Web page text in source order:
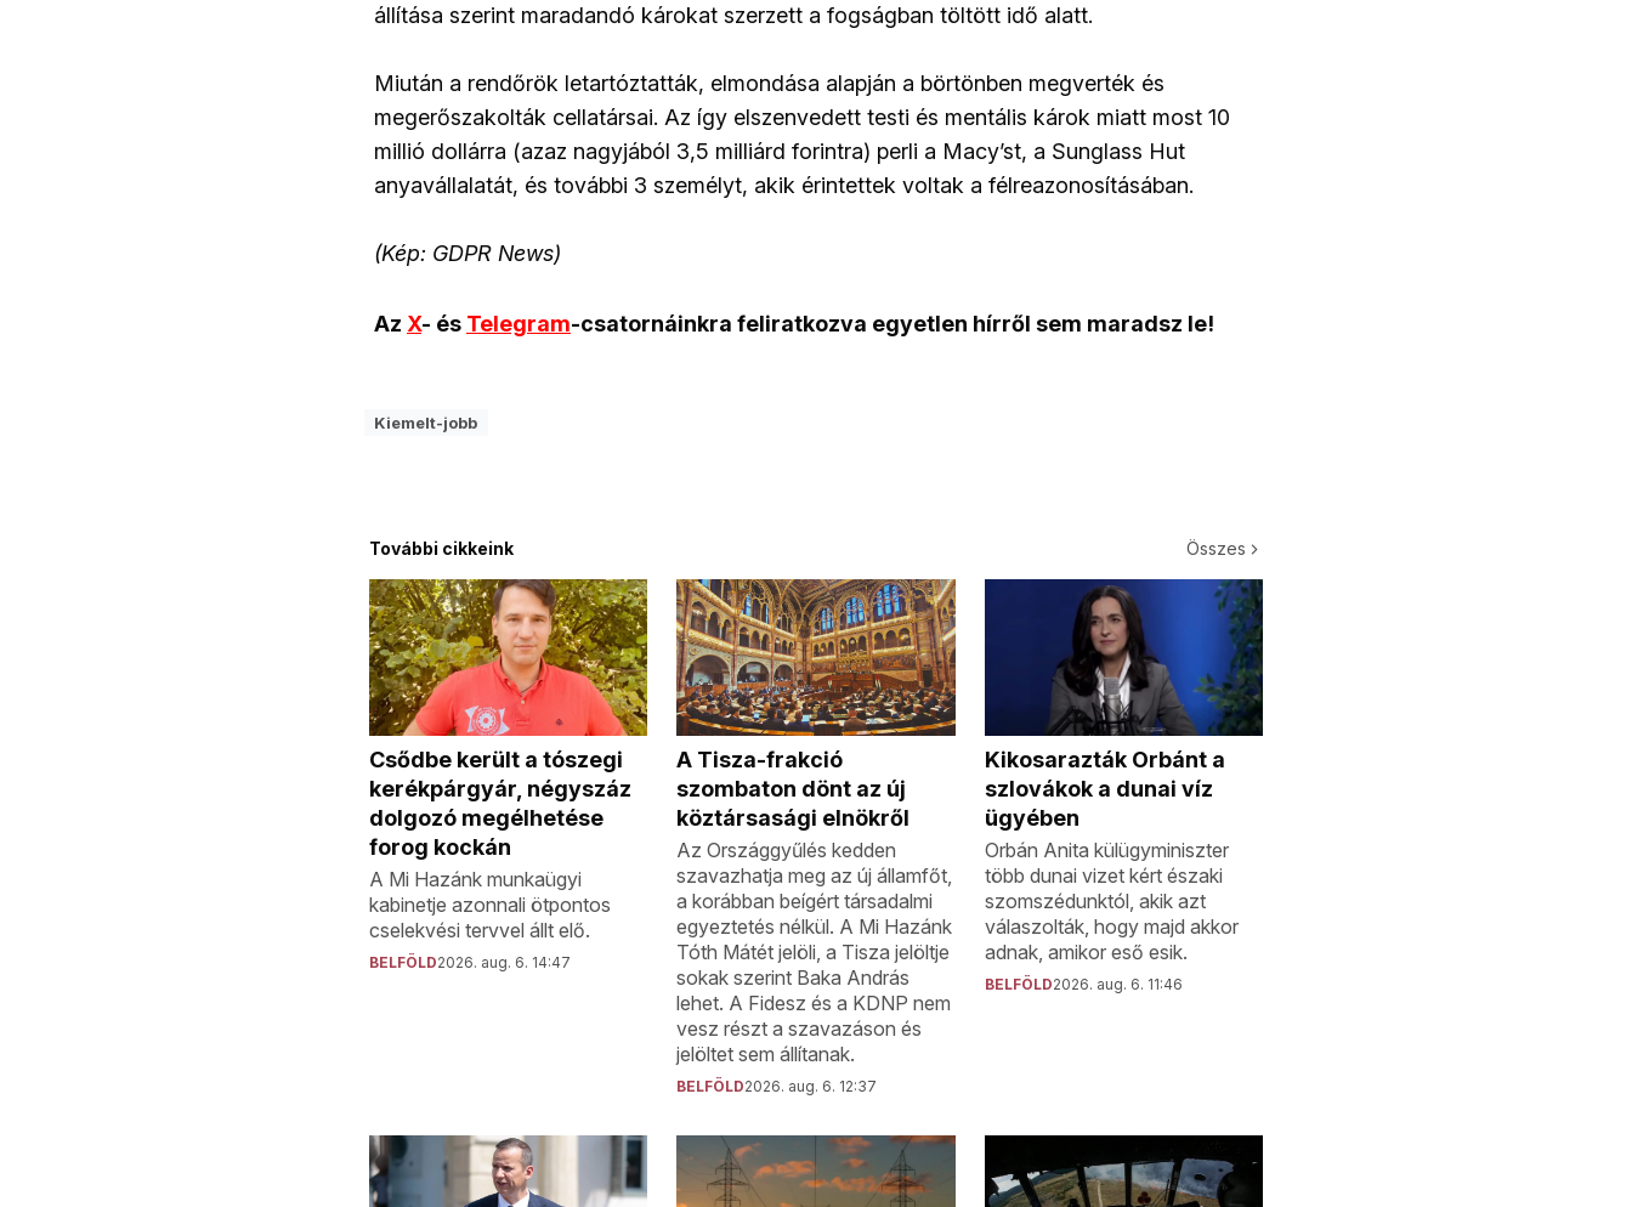
állítása szerint maradandó károkat szerzett a fogságban töltött idő alatt.
Miután a rendőrök letartóztatták, elmondása alapján a börtönben megverték és
megerőszakolták cellatársai. Az így elszenvedett testi és mentális károk miatt most 10
millió dollárra (azaz nagyjából 3,5 milliárd forintra) perli a Macy’st, a Sunglass Hut
anyavállalatát, és további 3 személyt, akik érintettek voltak a félreazonosításában.
(Kép: GDPR News)
Az X- és Telegram-csatornáinkra feliratkozva egyetlen hírről sem maradsz le!
Kiemelt-jobb
További cikkeink Összes
Csődbe került a tószegi
kerékpárgyár, négyszáz
dolgozó megélhetése
forog kockán
A Mi Hazánk munkaügyi
kabinetje azonnali ötpontos
cselekvési tervvel állt elő.
BELFÖLD2026. aug. 6. 14:47
A Tisza-frakció
szombaton dönt az új
köztársasági elnökről
Az Országgyűlés kedden
szavazhatja meg az új államfőt,
a korábban beígért társadalmi
egyeztetés nélkül. A Mi Hazánk
Tóth Mátét jelöli, a Tisza jelöltje
sokak szerint Baka András
lehet. A Fidesz és a KDNP nem
vesz részt a szavazáson és
jelöltet sem állítanak.
BELFÖLD2026. aug. 6. 12:37
Kikosarazták Orbánt a
szlovákok a dunai víz
ügyében
Orbán Anita külügyminiszter
több dunai vizet kért északi
szomszédunktól, akik azt
válaszolták, hogy majd akkor
adnak, amikor eső esik.
BELFÖLD2026. aug. 6. 11:46